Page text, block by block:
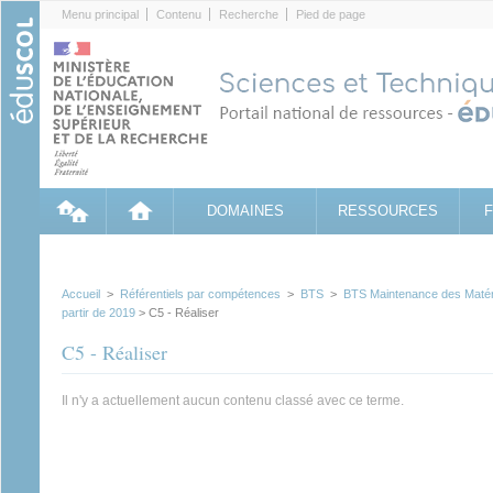
Menu principal Contenu Recherche Pied de page
DOMAINES RESSOURCES
Accueil > Référentiels par compétences > BTS > BTS Maintenance des
partir de 2019 > C5 - Réaliser
C5 - Réaliser
Il n'y a actuellement aucun contenu classé avec ce terme.